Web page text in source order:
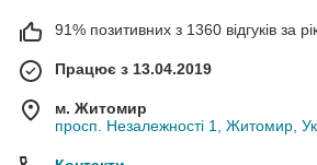
91% позитивних з 1360 відгуків за
Працює з 13.04.2019
м. Житомир
просп. Незалежності 1, Житомир,